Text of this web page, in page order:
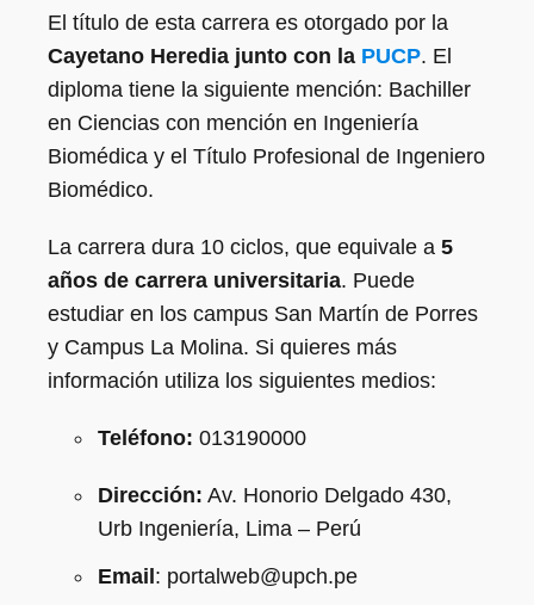
El título de esta carrera es otorgado por la
Cayetano Heredia junto con la PUCP. El
diploma tiene la siguiente mención: Bachiller
en Ciencias con mención en Ingeniería
Biomédica y el Título Profesional de Ingeniero
Biomédico.
La carrera dura 10 ciclos, que equivale a 5
años de carrera universitaria. Puede
estudiar en los campus San Martín de Porres
y Campus La Molina. Si quieres más
información utiliza los siguientes medios:
Teléfono: 013190000
Dirección: Av. Honorio Delgado 430,
Urb Ingeniería, Lima – Perú
Email : portalweb@upch.pe